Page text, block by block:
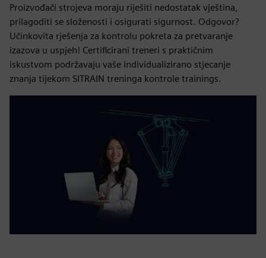
Proizvođači strojeva moraju riješiti nedostatak vještina,
prilagoditi se složenosti i osigurati sigurnost. Odgovor?
Učinkovita rješenja za kontrolu pokreta za pretvaranje
izazova u uspjeh! Certificirani treneri s praktičnim
iskustvom podržavaju vaše individualizirano stjecanje
znanja tijekom SITRAIN treninga kontrole trainings.